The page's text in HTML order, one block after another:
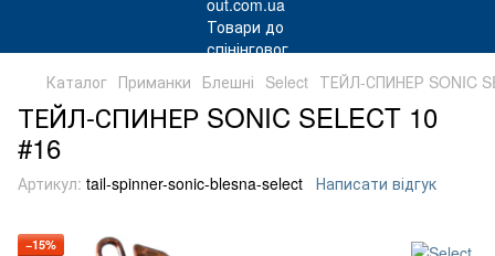
Каталог Приманки Блешні Select ТЕЙЛ-СПИНЕР SONIC
ТЕЙЛ-СПИНЕР SONIC SELECT 10
#16
Артикул: tail-spinner-sonic-blesna-select Написати відгук
−15%